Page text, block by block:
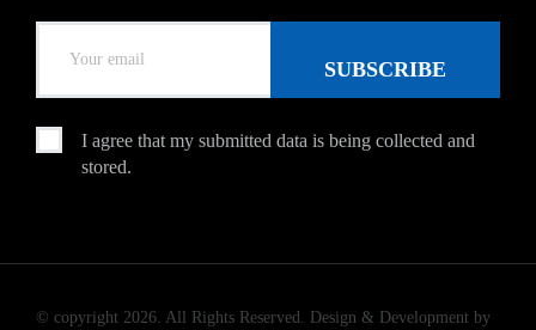
I agree that my submitted data is being collected and
stored.
© copyright 2026. All Rights Reserved. Design & Development by